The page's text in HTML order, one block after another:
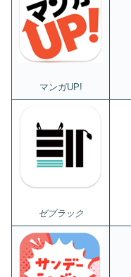
マンガUP!
ゼブラック